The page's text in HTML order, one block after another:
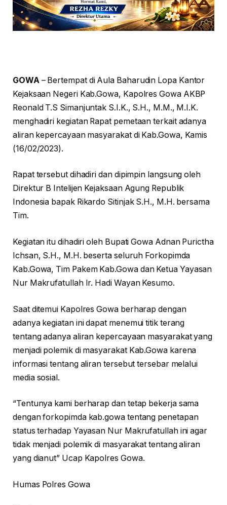
GOWA– Bertempat di Aula Baharudin Lopa Kantor
Kejaksaan Negeri Kab.Gowa, Kapolres Gowa AKBP
Reonald T.S Simanjuntak S.I.K., S.H., M.M., M.I.K.
menghadiri kegiatan Rapat pemetaan terkait adanya
aliran kepercayaan masyarakat di Kab.Gowa, Kamis
(16/02/2023).
Rapat tersebut dihadiri dan dipimpin langsung oleh
Direktur B Intelijen Kejaksaan Agung Republik
Indonesia bapak Rikardo Sitinjak S.H., M.H. bersama
Tim.
Kegiatan itu dihadiri oleh Bupati Gowa Adnan Purictha
Ichsan, S.H., M.H. beserta seluruh Forkopimda
Kab.Gowa, Tim Pakem Kab.Gowa dan Ketua Yayasan
Nur Makrufatullah Ir. Hadi Wayan Kesumo.
Saat ditemui Kapolres Gowa berharap dengan
adanya kegiatan ini dapat menemui titik terang
tentang adanya aliran kepercayaan masyarakat yang
menjadi polemik di masyarakat Kab.Gowa karena
informasi tentang aliran tersebut tersebar melalui
media sosial.
“Tentunya kami berharap dan tetap bekerja sama
dengan forkopimda kab.gowa tentang penetapan
status terhadap Yayasan Nur Makrufatullah ini agar
tidak menjadi polemik di masyarakat tentang aliran
yang dianut” Ucap Kapolres Gowa.
Humas Polres Gowa